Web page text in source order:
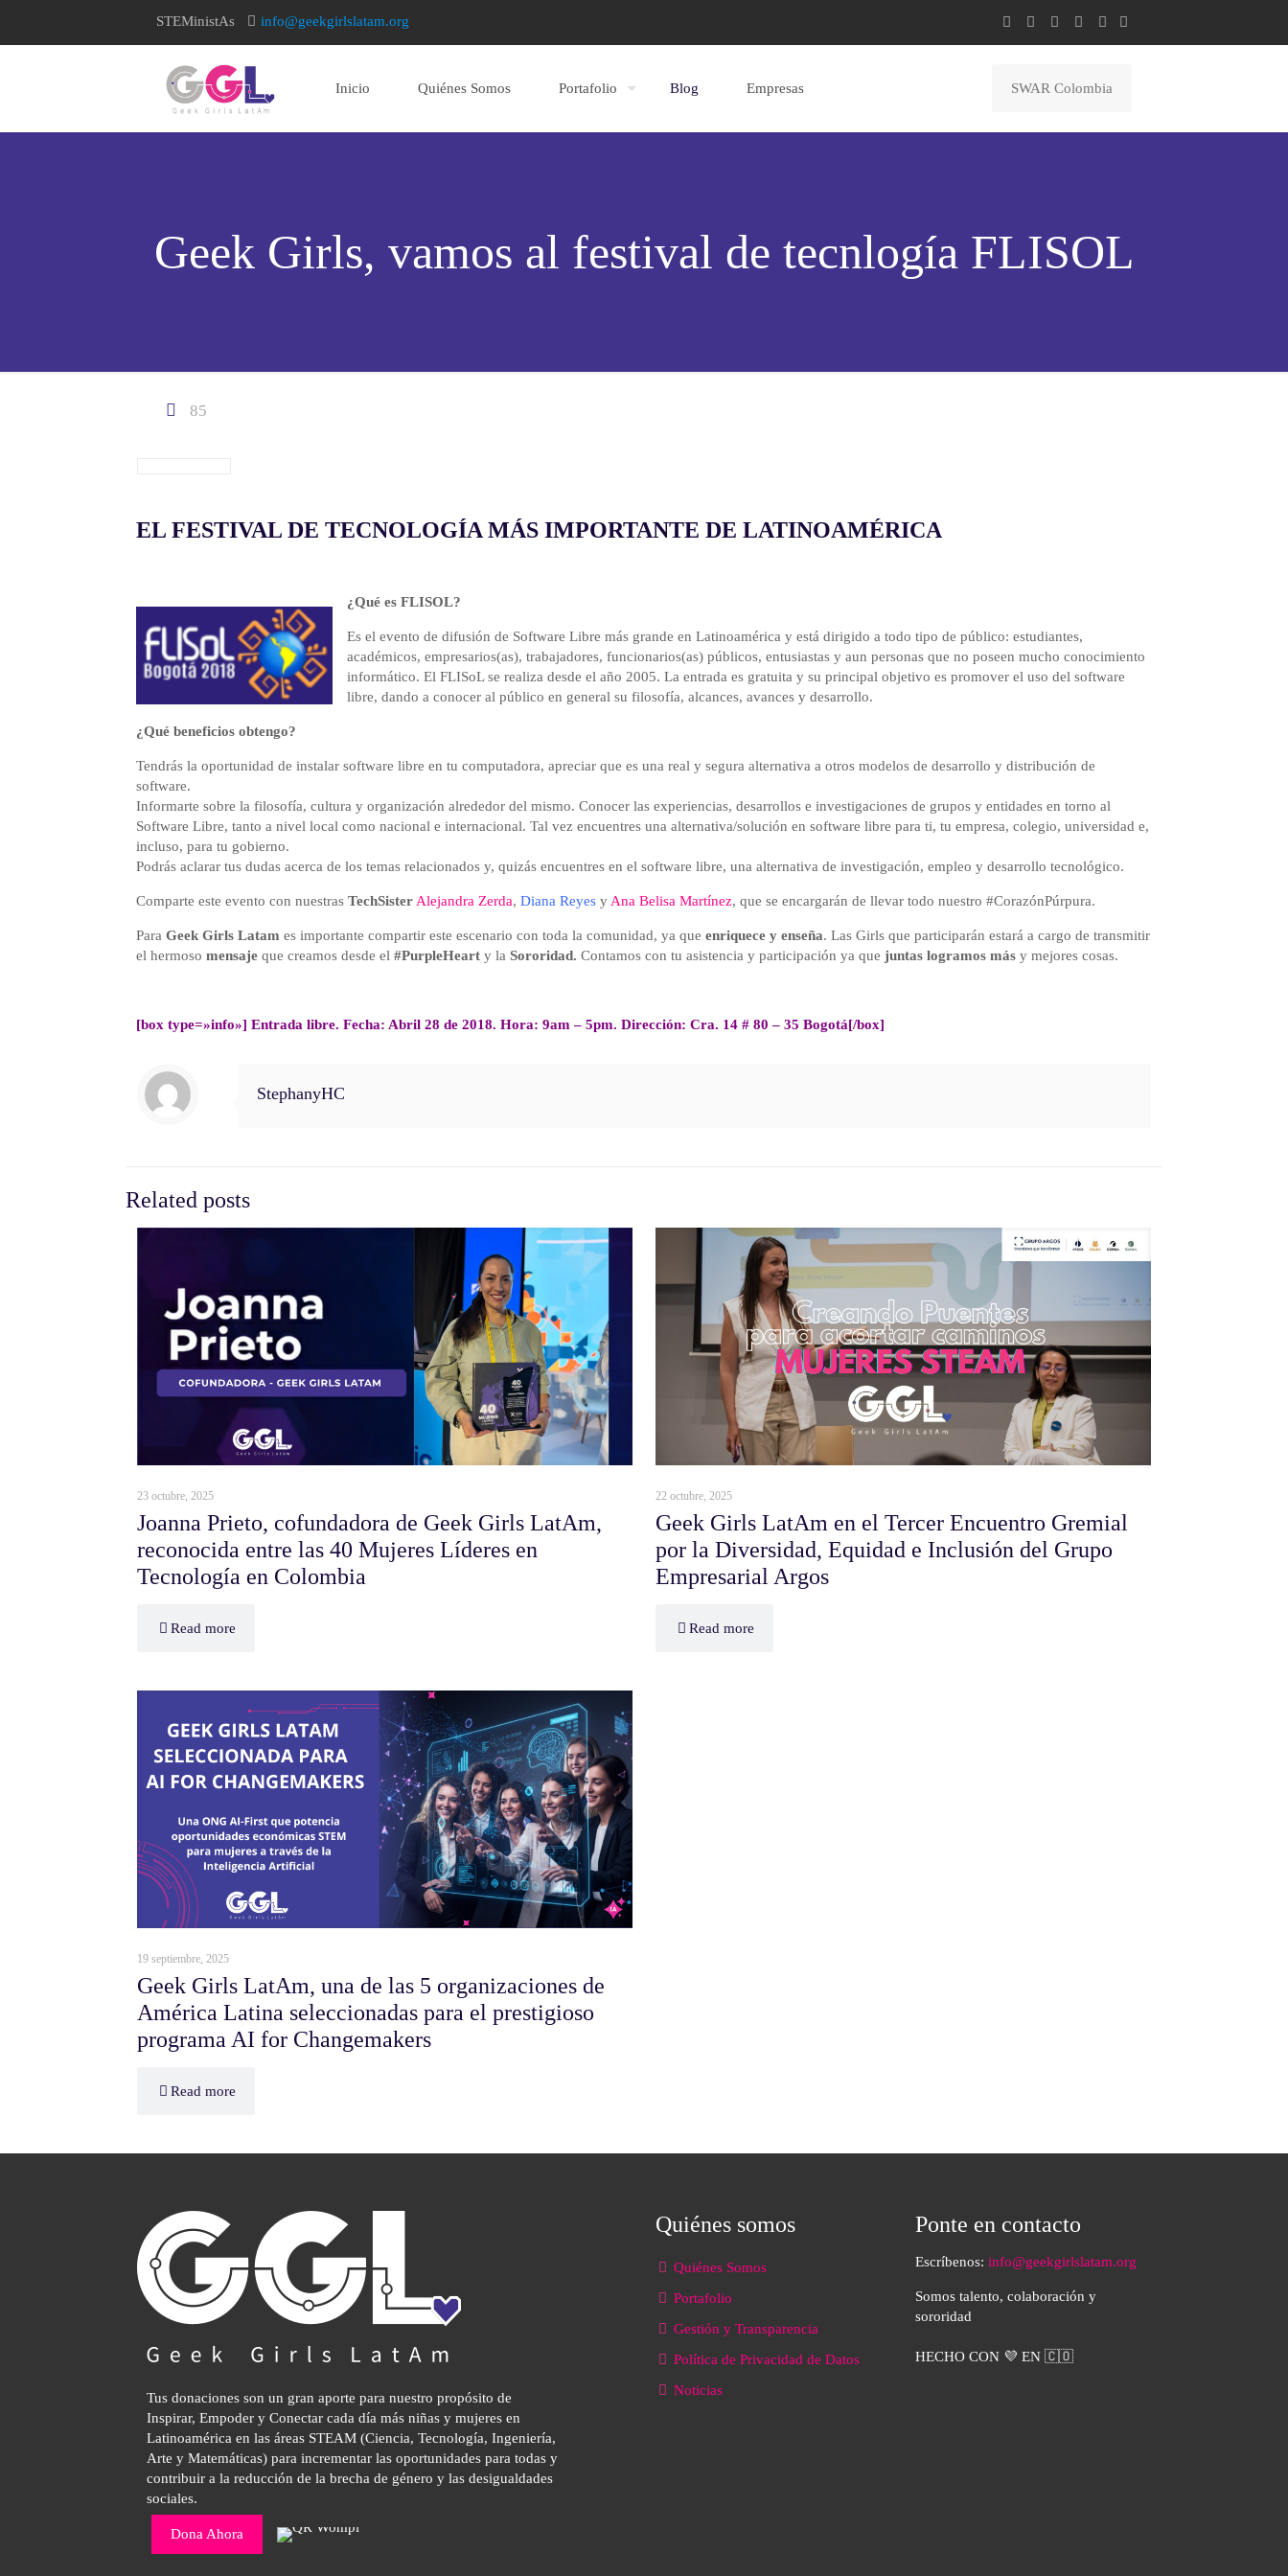
STEMinistAs info@geekgirlslatam.org
Inicio Quiénes Somos Portafolio Blog Empresas SWAR Colombia
Geek Girls, vamos al festival de tecnlogía FLISOL
85
EL FESTIVAL DE TECNOLOGÍA MÁS IMPORTANTE DE LATINOAMÉRICA
¿Qué es FLISOL?
Es el evento de difusión de Software Libre más grande en Latinoamérica y está dirigido a todo tipo de público: estudiantes,
académicos, empresarios(as), trabajadores, funcionarios(as) públicos, entusiastas y aun personas que no poseen mucho conocimiento
informático. El FLISoL se realiza desde el año 2005. La entrada es gratuita y su principal objetivo es promover el uso del software
libre, dando a conocer al público en general su filosofía, alcances, avances y desarrollo.
¿Qué beneficios obtengo?
Tendrás la oportunidad de instalar software libre en tu computadora, apreciar que es una real y segura alternativa a otros modelos de desarrollo y distribución de
software.
Informarte sobre la filosofía, cultura y organización alrededor del mismo. Conocer las experiencias, desarrollos e investigaciones de grupos y entidades en torno al
Software Libre, tanto a nivel local como nacional e internacional. Tal vez encuentres una alternativa/solución en software libre para ti, tu empresa, colegio, universidad e,
incluso, para tu gobierno.
Podrás aclarar tus dudas acerca de los temas relacionados y, quizás encuentres en el software libre, una alternativa de investigación, empleo y desarrollo tecnológico.
Comparte este evento con nuestras TechSister Alejandra Zerda, Diana Reyesy Ana Belisa Martínez, que se encargarán de llevar todo nuestro #CorazónPúrpura.
Para Geek Girls Latam es importante compartir este escenario con toda la comunidad, ya que enriquece y enseña. Las Girls que participarán estará a cargo de transmitir
el hermoso mensajeque creamos desde el #PurpleHearty la Sororidad. Contamos con tu asistencia y participación ya que juntas logramos másy mejores cosas.
[box type=»info»] Entrada libre. Fecha: Abril 28 de 2018. Hora: 9am – 5pm. Dirección: Cra. 14 # 80 – 35 Bogotá[/box]
StephanyHC
Related posts
23 octubre, 2025
Joanna Prieto, cofundadora de Geek Girls LatAm,
reconocida entre las 40 Mujeres Líderes en
Tecnología en Colombia
Read more
22 octubre, 2025
Geek Girls LatAm en el Tercer Encuentro Gremial
por la Diversidad, Equidad e Inclusión del Grupo
Empresarial Argos
Read more
19 septiembre, 2025
Geek Girls LatAm, una de las 5 organizaciones de
América Latina seleccionadas para el prestigioso
programa AI for Changemakers
Read more
Tus donaciones son un gran aporte para nuestro propósito de
Inspirar, Empoder y Conectar cada día más niñas y mujeres en
Latinoamérica en las áreas STEAM (Ciencia, Tecnología, Ingeniería,
Arte y Matemáticas) para incrementar las oportunidades para todas y
contribuir a la reducción de la brecha de género y las desigualdades
sociales.
Dona Ahora
Quiénes somos
Quiénes Somos
Portafolio
Gestión y Transparencia
Política de Privacidad de Datos
Noticias
Ponte en contacto
Escríbenos: info@geekgirlslatam.org
Somos talento, colaboración y
sororidad
HECHO CON 💜 EN 🇨🇴